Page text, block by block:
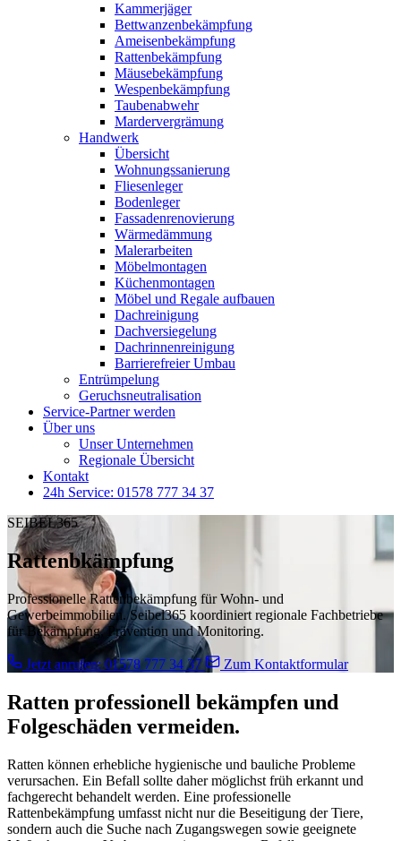
Kammerjäger
Bettwanzenbekämpfung
Ameisenbekämpfung
Rattenbekämpfung
Mäusebekämpfung
Wespenbekämpfung
Taubenabwehr
Mardervergrämung
Handwerk
Übersicht
Wohnungssanierung
Fliesenleger
Bodenleger
Fassadenrenovierung
Wärmedämmung
Malerarbeiten
Möbelmontagen
Küchenmontagen
Möbel und Regale aufbauen
Dachreinigung
Dachversiegelung
Dachrinnenreinigung
Barrierefreier Umbau
Entrümpelung
Geruchsneutralisation
Service-Partner werden
Über uns
Unser Unternehmen
Regionale Übersicht
Kontakt
24h Service: 01578 777 34 37
SEIBEL365
Rattenbkämpfung
Professionelle Rattenbekämpfung für Wohn- und
Gewerbeimmobilien. Seibel365 koordiniert regionale Fachbetriebe
für Bekämpfung, Prävention und Monitoring.
Jetzt anrufen: 01578 777 34 37 Zum Kontaktformular
Ratten professionell bekämpfen und
Folgeschäden vermeiden.
Ratten können erhebliche hygienische und bauliche Probleme
verursachen. Ein Befall sollte daher möglichst früh erkannt und
fachgerecht behandelt werden. Eine professionelle
Rattenbekämpfung umfasst nicht nur die Beseitigung der Tiere,
sondern auch die Suche nach Zugangswegen sowie geeignete